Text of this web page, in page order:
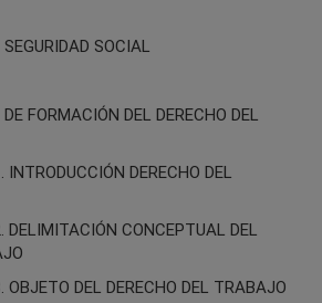
SOCIAL
FORMACIÓN DEL DERECHO DEL
DERECHO DEL
DELIMITACIÓN CONCEPTUAL DEL
DEL DERECHO DEL TRABAJO